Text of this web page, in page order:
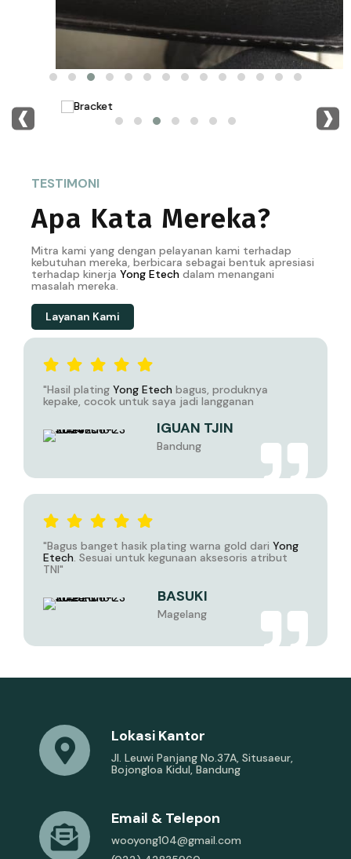
‹ ›
TESTIMONI
Apa Kata Mereka?
Mitra kami yang dengan pelayanan kami terhadap
kebutuhan mereka, berbicara sebagai bentuk apresiasi
terhadap kinerja Yong Etech dalam menangani
masalah mereka.
Layanan Kami
"Hasil plating Yong Etech bagus, produknya
kepake, cocok untuk saya jadi langganan
IGUAN TJIN
Bandung
"Bagus banget hasik plating warna gold dari Yong
Etech. Sesuai untuk kegunaan aksesoris atribut
TNI"
BASUKI
Magelang
Lokasi Kantor
Jl. Leuwi Panjang No.37A, Situsaeur,
Bojongloa Kidul, Bandung
Email & Telepon
wooyong104@gmail.com